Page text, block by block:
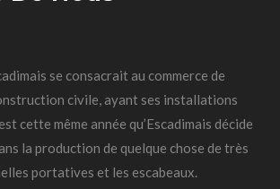
se consacrait au commerce de
civile, ayant ses installations
cette même année qu’Escadimais décide
la production de quelque chose de très
portatives et les escabeaux.